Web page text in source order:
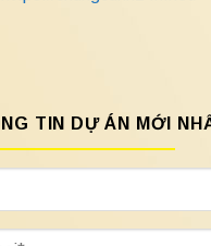
TIN DỰ ÁN MỚI